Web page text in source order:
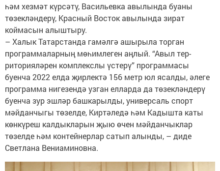
һәм хезмәт күрсәтү, Васильевка авылында буаны
төзекләндерү, Красный Восток авылында зират
коймасын алыштыру.
– Халык Татарстанда гамәлгә ашырыла торган
программаларның мө­һим­леген аңлый. “Авыл тер­
риторияләрен комплекс­лы үстерү” программасы
буенча 2022 елда җирлектә 156 метр юл ясалды, әлеге
программа нигезендә узган елларда да төзеклән­дерү
буенча зур эшләр башкарылды, универсаль спорт
мәйданчыгы төзелде, Киртәледә һәм Кадышта каты
көн­күреш калдыкларын җыю өчен мәйданчыклар
төзелде һәм контейнерлар сатып алынды, – диде
Светлана ­Вениаминовна.